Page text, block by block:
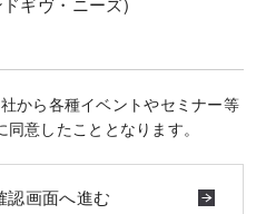
から各種イベントやセミナー等
意したこととなります。